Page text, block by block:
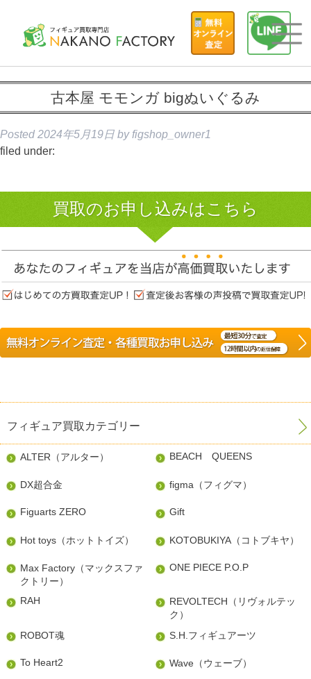
古本屋 モモンガ bigぬいぐるみ
Posted 2024年5月19日 by figshop_owner1
filed under:
買取のお申し込みはこちら
フィギュア買取カテゴリー
ALTER（アルター） BEACH QUEENS
DX超合金 figma（フィグマ）
Figuarts ZERO Gift
Hot toys（ホットトイズ） KOTOBUKIYA（コトブキヤ）
Max Factory（マックスファ
クトリー）
ONE PIECE P.O.P
RAH
REVOLTECH（リヴォルテッ
ク）
ROBOT魂
S.H.フィギュアーツ
To Heart2 Wave（ウェーブ）